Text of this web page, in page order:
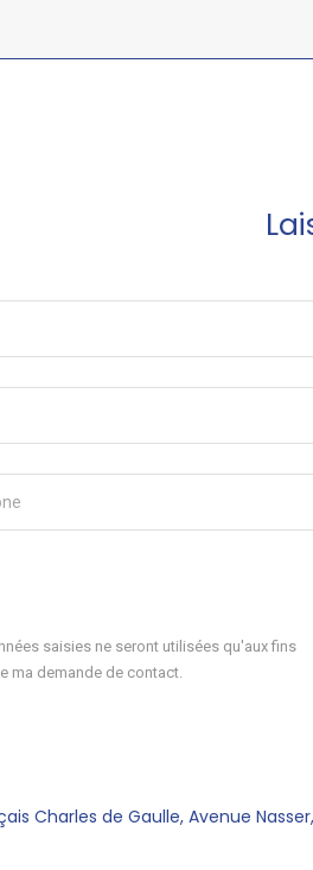
saisies ne seront utilisées qu'aux fins
ma demande de contact.
Charles de Gaulle, Avenue